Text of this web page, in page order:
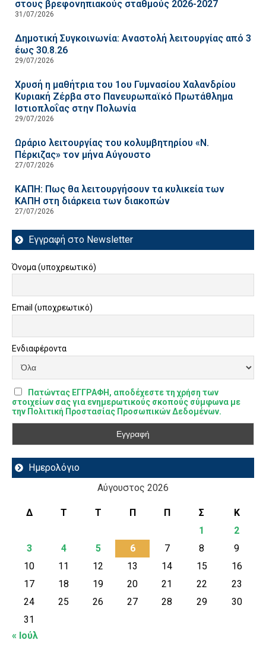
στους βρεφονηπιακούς σταθμούς 2026-2027
31/07/2026
Δημοτική Συγκοινωνία: Αναστολή λειτουργίας από 3
έως 30.8.26
29/07/2026
Χρυσή η μαθήτρια του 1ου Γυμνασίου Χαλανδρίου
Κυριακή Ζέρβα στο Πανευρωπαϊκό Πρωτάθλημα
Ιστιοπλοΐας στην Πολωνία
29/07/2026
Ωράριο λειτουργίας του κολυμβητηρίου «Ν.
Πέρκιζας» τον μήνα Αύγουστο
27/07/2026
ΚΑΠΗ: Πως θα λειτουργήσουν τα κυλικεία των
ΚΑΠΗ στη διάρκεια των διακοπών
27/07/2026
Εγγραφή στο Newsletter
Όνομα (υποχρεωτικό)
Email (υποχρεωτικό)
Ενδιαφέροντα
Πατώντας ΕΓΓΡΑΦΗ, αποδέχεστε τη χρήση των
στοιχείων σας για ενημερωτικούς σκοπούς σύμφωνα με
την Πολιτική Προστασίας Προσωπικών Δεδομένων.
Ημερολόγιο
Αύγουστος 2026
Δ Τ Τ Π Π Σ
Κ
1
2
3
4 5 6 7 8
9
10
11 12 13 14 15
16
17
18 19 20 21 22
23
24
25 26 27 28 29
30
31
« Ιούλ